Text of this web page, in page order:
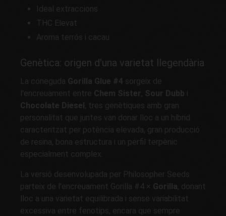
Ideal extraccions
THC Elevat
Aroma terrós i cacau
Genètica: origen d'una varietat llegendària
La coneguda Gorilla Glue #4 sorgeix de
l'encreuament entre Chem Sister, Sour Dubb i
Chocolate Diesel, tres genètiques amb gran
personalitat que juntes van donar lloc a un híbrid
caracteritzat per potència elevada, gran producció
de resina, bona estructura i un perfil terpènic
especialment complex.
La versió desenvolupada per Philosopher Seeds
parteix de l'encreuament Gorilla #4 × Gorilla, donant
lloc a una varietat equilibrada i sense variabilitat
excessiva entre fenotips, encara que sempre